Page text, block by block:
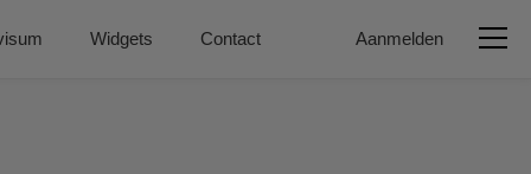
Widgets Contact Aanmelden